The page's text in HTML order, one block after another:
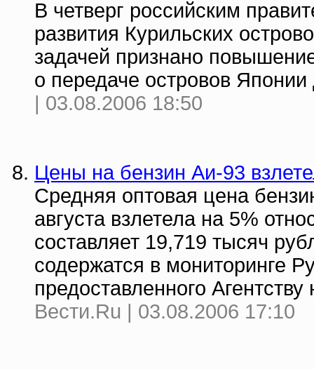
В четверг российским
развития Курильских
задачей признано
о передаче островов
| 03.08.2006 18:50
Цены на бензин Аи-93
Средняя оптовая цена
августа взлетела на 5%
составляет 19,719 тысяч
содержатся в мониторинге
предоставленного
Вести.Ru | 03.08.2006 17:10